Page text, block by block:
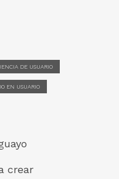
DE USUARIO
EN USUARIO
crear